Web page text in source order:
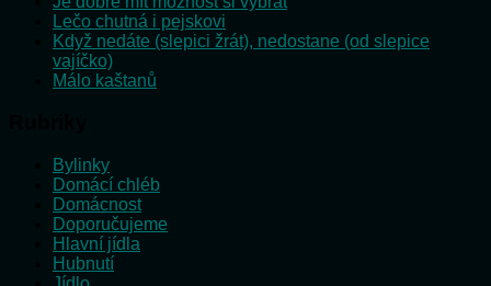
Lečo chutná i pejskovi
Když nedáte (slepici žrát), nedostane (od slepice
vajíčko)
Málo kaštanů
Bylinky
Domácí chléb
Domácnost
Doporučujeme
Hlavní jídla
Hubnutí